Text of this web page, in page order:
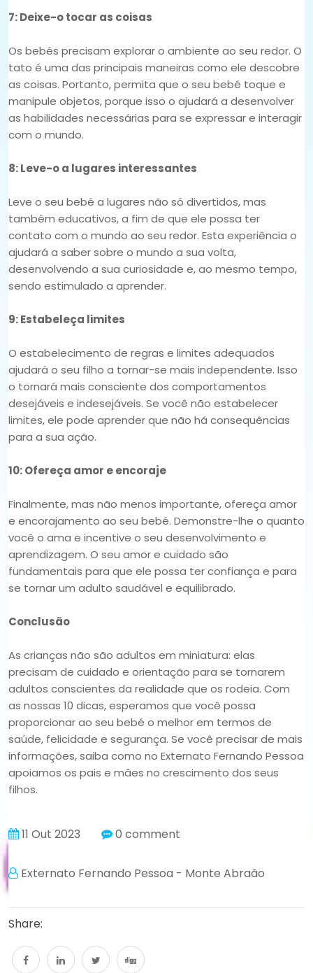
7: Deixe-o tocar as coisas
Os bebés precisam explorar o ambiente ao seu redor. O
tato é uma das principais maneiras como ele descobre
as coisas. Portanto, permita que o seu bebé toque e
manipule objetos, porque isso o ajudará a desenvolver
as habilidades necessárias para se expressar e interagir
com o mundo.
8: Leve-o a lugares interessantes
Leve o seu bebé a lugares não só divertidos, mas
também educativos, a fim de que ele possa ter
contato com o mundo ao seu redor. Esta experiência o
ajudará a saber sobre o mundo a sua volta,
desenvolvendo a sua curiosidade e, ao mesmo tempo,
sendo estimulado a aprender.
9: Estabeleça limites
O estabelecimento de regras e limites adequados
ajudará o seu filho a tornar-se mais independente. Isso
o tornará mais consciente dos comportamentos
desejáveis ​​e indesejáveis. Se você não estabelecer
limites, ele pode aprender que não há consequências
para a sua ação.
10: Ofereça amor e encoraje
Finalmente, mas não menos importante, ofereça amor
e encorajamento ao seu bebé. Demonstre-lhe o quanto
você o ama e incentive o seu desenvolvimento e
aprendizagem. O seu amor e cuidado são
fundamentais para que ele possa ter confiança e para
se tornar um adulto saudável e equilibrado.
Conclusão
As crianças não são adultos em miniatura: elas
precisam de cuidado e orientação para se tornarem
adultos conscientes da realidade que os rodeia. Com
as nossas 10 dicas, esperamos que você possa
proporcionar ao seu bebé o melhor em termos de
saúde, felicidade e segurança. Se você precisar de mais
informações, saiba como no Externato Fernando Pessoa
apoiamos os pais e mães no crescimento dos seus
filhos.
11 Out 2023 0 comment
Externato Fernando Pessoa - Monte Abraão
Share: